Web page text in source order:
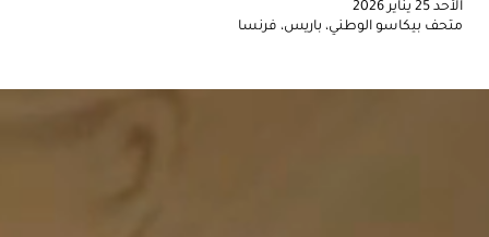
الأحد 25 يناير 2026
متحف بيكاسو الوطني، باريس، فرنسا